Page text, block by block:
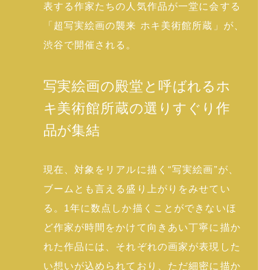
表する作家たちの人気作品が一堂に会する
「超写実絵画の襲来 ホキ美術館所蔵」が、
渋谷で開催される。
写実絵画の殿堂と呼ばれるホ
キ美術館所蔵の選りすぐり作
品が集結
現在、対象をリアルに描く“写実絵画”が、
ブームとも言える盛り上がりをみせてい
る。1年に数点しか描くことができないほ
ど作家が時間をかけて向きあい丁寧に描か
れた作品には、それぞれの画家が表現した
い想いが込められており、ただ細密に描か